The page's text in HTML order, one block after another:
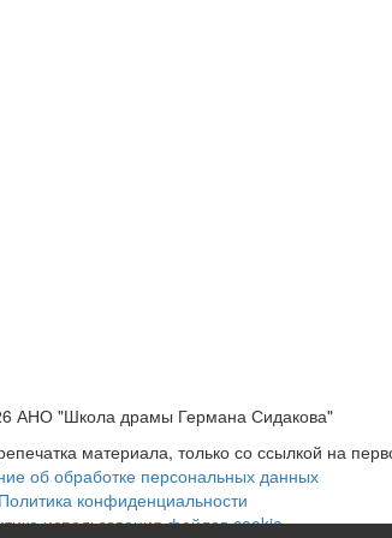
АНО "Школа драмы Германа Сидакова"
материала, только со ссылкой на
об обработке персональных данных
Политика конфиденциальности
использования файлов cookie